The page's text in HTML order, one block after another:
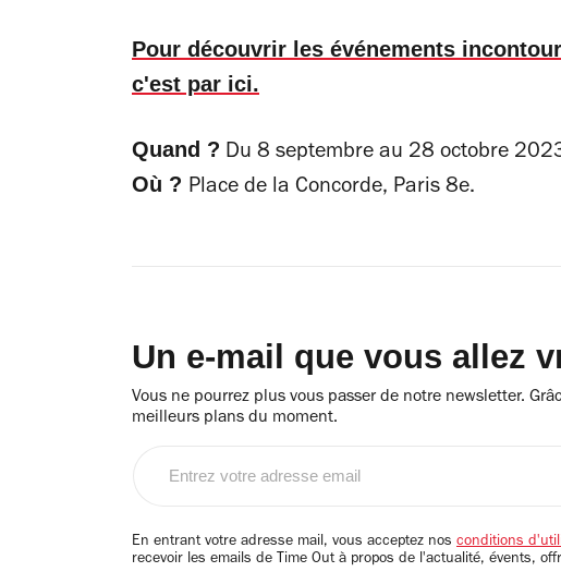
Pour découvrir les événements
c'est par ici.
Quand ? Du 8 septembre au 28 octobre
Où ? Place de la Concorde, Paris 8e.
Un e-mail que vous allez
Vous ne pourrez plus vous passer de notre newsletter.
meilleurs plans du moment.
email
En entrant votre adresse mail, vous acceptez nos conditions
recevoir les emails de Time Out à propos de l'actualité, évents,